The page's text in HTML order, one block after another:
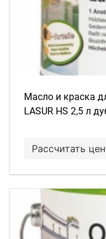
Масло и краска
LASUR HS 2,5 л
Рассчитать